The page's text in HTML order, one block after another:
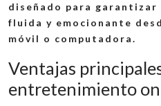
diseñado para garantizar
fluida y emocionante
móvil o computadora.
Ventajas
entretenimiento